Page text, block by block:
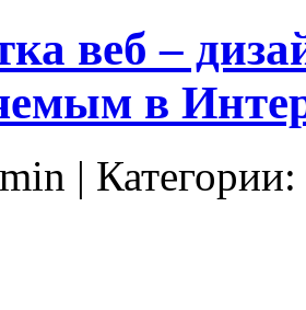
веб –
в
| Категории: